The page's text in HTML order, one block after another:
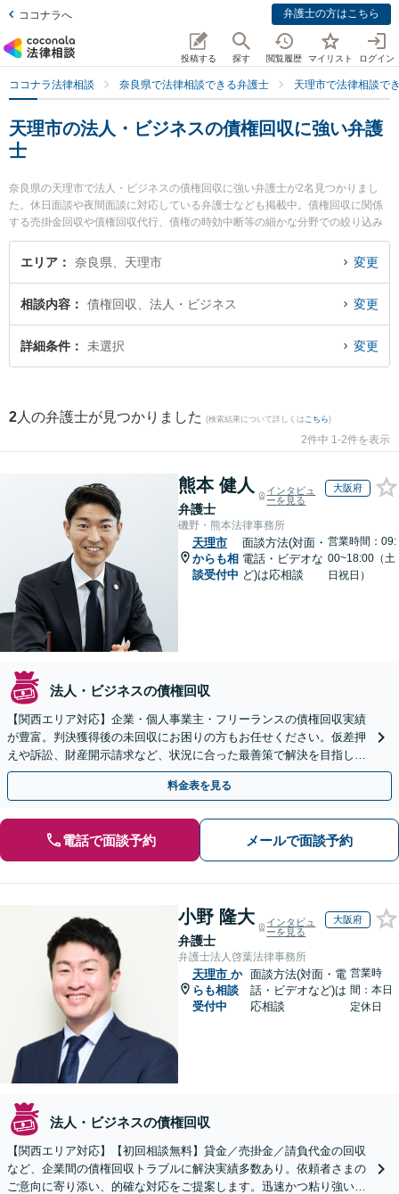
ココナラへ 弁護士の方はこちら
投稿する 探す 閲覧履歴 マイリスト ログイン
ココナラ法律相談 奈良県で法律相談できる弁護士 天理市で法律相談で
天理市の法人・ビジネスの債権回収に強い弁護
士
奈良県の天理市で法人・ビジネスの債権回収に強い弁護士が2名見つかりまし
た。休日面談や夜間面談に対応している弁護士なども掲載中。債権回収に関係
する売掛金回収や債権回収代行、債権の時効中断等の細かな分野での絞り込み
検索もでき便利です。特にフジイ法律事務所の藤井 茂久弁護士やフジイ法律事
務所の加見 旬嗣弁護士のプロフィール情報や弁護士費用、強みなどが注目され
解決の実績豊富な近くの弁護士を検索したい』『初回相談無料で法人・ビジネ
スの債権回収を法律相談できる天理市内の弁護士に相談予約したい』などでお
困りの相談者さんにおすすめです。
エリア 奈良県、天理市 変更
相談内容 債権回収、法人・ビジネス 変更
詳細条件 未選択 変更
2 人の弁護士が見つかりました (検索結果について詳しくは こちら)
2件中 1-2件を表示
熊本 健人
弁護士
インタビュ
ーを見る
大阪府
磯野・熊本法律事務所
天理市
からも相
談受付中
面談方法(対面・
電話・ビデオな
ど)は応相談
営業時間：09:
00~18:00（土
日祝日）
法人・ビジネスの債権回収
【関西エリア対応】企業・個人事業主・フリーランスの債権回収実績
が豊富。判決獲得後の未回収にお困りの方もお任せください。仮差押
えや訴訟、財産開示請求など、状況に合った最善策で解決を目指しま
す【夜間面談可】
料金表を見る
電話で面談予約 メールで面談予約
小野 隆大
弁護士
インタビュ
ーを見る
大阪府
弁護士法人啓葉法律事務所
天理市 か
らも相談
受付中
面談方法(対面・電
話・ビデオなど)は
応相談
営業時
間：本日
定休日
法人・ビジネスの債権回収
【関西エリア対応】【初回相談無料】貸金／売掛金／請負代金の回収
など、企業間の債権回収トラブルに解決実績多数あり。依頼者さまの
ご意向に寄り添い、的確な対応をご提案します。迅速かつ粘り強い交